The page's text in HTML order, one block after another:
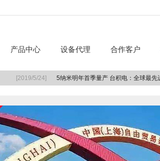
产品中心 设备代理 合作客户
[2019/5/24] 5纳米明年首季量产 台积电：全球最先进